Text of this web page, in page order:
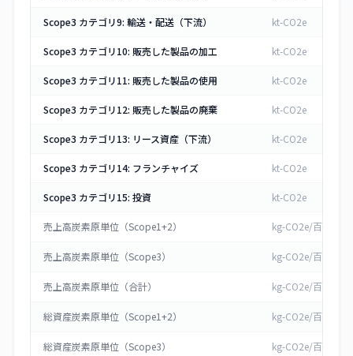
Scope3 カテゴリ9: 輸送・配送（下流） kt-CO2e
Scope3 カテゴリ10: 販売した製品の加工 kt-CO2e
Scope3 カテゴリ11: 販売した製品の使用 kt-CO2e
Scope3 カテゴリ12: 販売した製品の廃棄 kt-CO2e
Scope3 カテゴリ13: リース資産（下流） kt-CO2e
Scope3 カテゴリ14: フランチャイズ kt-CO2e
Scope3 カテゴリ15: 投資 kt-CO2e
売上高炭素原単位（Scope1+2） kg-CO2e/百万円
売上高炭素原単位（Scope3） kg-CO2e/百万円
売上高炭素原単位（合計） kg-CO2e/百万円
総資産炭素原単位（Scope1+2） kg-CO2e/百万円
総資産炭素原単位（Scope3） kg-CO2e/百万円